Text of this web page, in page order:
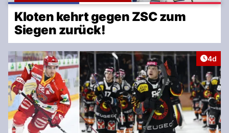
Kloten kehrt gegen ZSC zum
Siegen zurück!
4d